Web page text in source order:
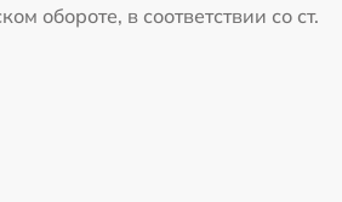
обороте, в соответствии со ст.